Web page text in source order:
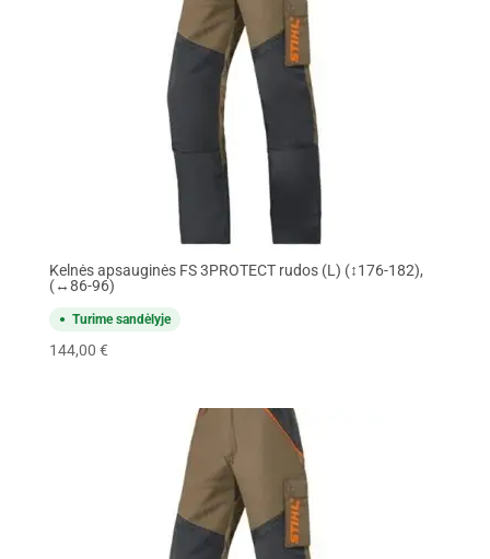
Kelnės apsauginės FS 3PROTECT rudos (L) (↕176-182),
(↔86-96)
Turime sandėlyje
144,00 €